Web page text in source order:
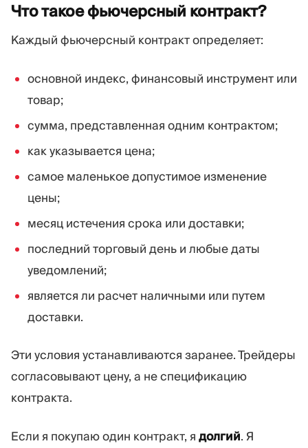
Что такое фьючерсный контракт?
Каждый фьючерсный контракт определяет:
основной индекс, финансовый инструмент или
товар;
сумма, представленная одним контрактом;
как указывается цена;
самое маленькое допустимое изменение
цены;
месяц истечения срока или доставки;
последний торговый день и любые даты
уведомлений;
является ли расчет наличными или путем
доставки.
Эти условия устанавливаются заранее. Трейдеры
согласовывают цену, а не спецификацию
контракта.
Если я покупаю один контракт, я долгий. Я